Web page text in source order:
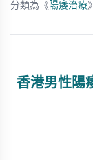
分類為《 陽痿治療》
香港男性陽